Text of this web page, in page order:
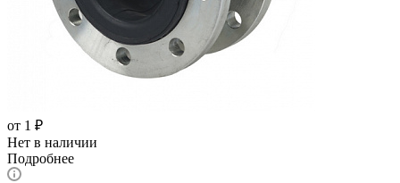
от 1 ₽
Нет в наличии
Подробнее